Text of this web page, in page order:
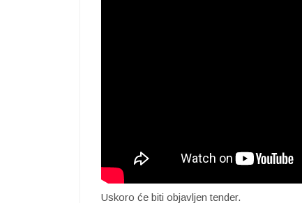
Uskoro će biti objavljen tender.